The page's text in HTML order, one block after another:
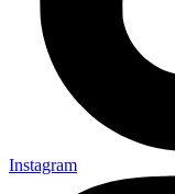
Instagram